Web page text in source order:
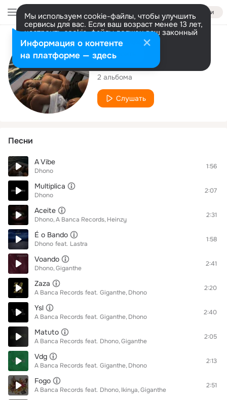
Войти
Мы используем cookie-файлы, чтобы улучшить
сервисы для вас. Если ваш возраст менее 13 лет,
настроить cookie-файлы должен ваш законный
представитель. Больше информации
Разрешить все Настроить
Исполнитель
Dhono
2 альбома
Слушать
Песни
A Vibe
Dhono
1:56
Multiplica
Dhono
2:07
Aceite
Dhono A Banca Records Heinzy
2:31
É o Bando
Dhono feat. Lastra
1:58
Voando
Dhono Giganthe
2:41
Zaza
A Banca Records feat. Giganthe Dhono
2:20
Ysl
A Banca Records feat. Giganthe Dhono
2:40
Matuto
A Banca Records feat. Dhono Giganthe
2:05
Vdg
A Banca Records feat. Giganthe Dhono
2:13
Fogo
A Banca Records feat. Dhono Ikinya Giganthe
2:51
Информация о контенте
на платформе — здесь